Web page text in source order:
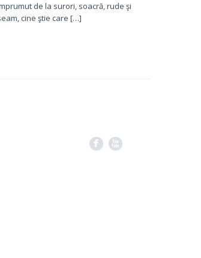
de la surori, soacră, rude şi
cine ştie care […]
F X